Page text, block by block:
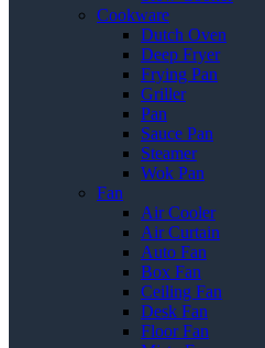
Cookware
Dutch Oven
Deep Fryer
Frying Pan
Griller
Pan
Sauce Pan
Steamer
Wok Pan
Fan
Air Cooler
Air Curtain
Auto Fan
Box Fan
Ceiling Fan
Desk Fan
Floor Fan